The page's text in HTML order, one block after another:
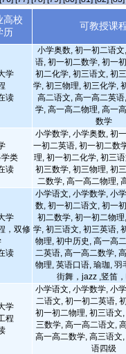
高校
历
可教授课
学
读
小学奥数, 初一初二语
语, 初一初二数学, 初一
初二化学, 初三语文, 初
学, 初三物理, 初三化学,
高二语文, 高一高二英
学, 高一高二物理, 高一
数学
类
读
小学数学, 小学奥数, 初
一初二英语, 初一初二数
理, 初一初二化学, 初三
初三数学, 初三物理, 初
二数学, 高一高二物理,
学
，双修
读
小学语文, 小学数学, 小
数, 初一初二语文, 初一
初二数学, 初一初二物
学, 初三语文, 初三英语,
物理, 初中历史, 高一高
二英语, 高一高二数学,
物理, 英语口语, 瑜珈, 羽
街舞，jazz ,竖笛
学
程
小学语文, 小学数学, 小
二语文, 初一初二英语,
初一初二物理, 初三语文
三数学, 高一高二语文,
高一高二数学, 高三语文
语四级